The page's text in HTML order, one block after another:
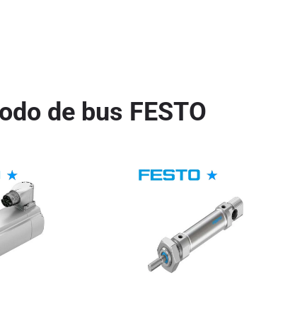
de bus FESTO